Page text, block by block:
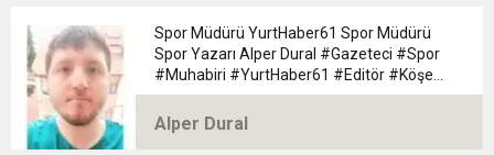
Bildirdi
20:05 Trabzonspor Muhammed Salah Transferini
Tamamladı
9:50 MGD’DEN ANITKABİR’E ANLAMLI ZİYARET
Spor Müdürü YurtHaber61 Spor Müdürü
Spor Yazarı Alper Dural #Gazeteci #Spor
#Muhabiri #YurtHaber61 #Editör #Köşe
#Yazarı Trabzon Bölgesi 61yurthaber Spor
Müdürü spor Yazarı Alper Dural
Alper Dural